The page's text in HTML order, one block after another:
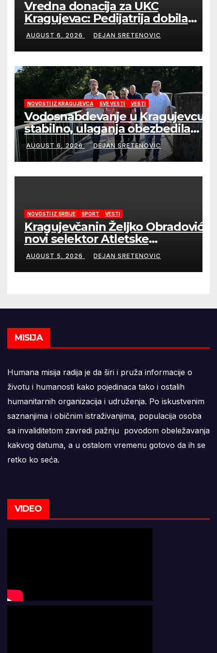
Vredna donacija za UKC
Kragujevac: Pedijatrija dobila
mobilni rendgen i mikroskop
vredne 9,6 miliona dinara
AUGUST 6, 2026 DEJAN SRETENOVIC
NOVOSTI IZ KRAGUJEVCA SVE VESTI VESTI
Vodosnabdevanje u Kragujevcu
stabilno, ulaganja obezbedila
sigurnije snabdevanje
AUGUST 6, 2026 DEJAN SRETENOVIC
NOVOSTI IZ SRBIJE SPORT VESTI
Kragujevčanin Željko Obradović
novi selektor Atletske
reprezentacije Srbije
AUGUST 5, 2026 DEJAN SRETENOVIC
MISIJA
Humana misija radija je da širi i pruža informacije o
životu i humanosti kako pojedinaca tako i ostalih
humanitarnih organizacija i udruženja. Po iskustvenim
saznanjima i običnim istraživanjima, populacija osoba
sa invaliditetom zavredi pažnju povodom obeležavanja
kakvog datuma, a u ostalom vremenu gotovo da ih se
retko ko seća.
VIDEO